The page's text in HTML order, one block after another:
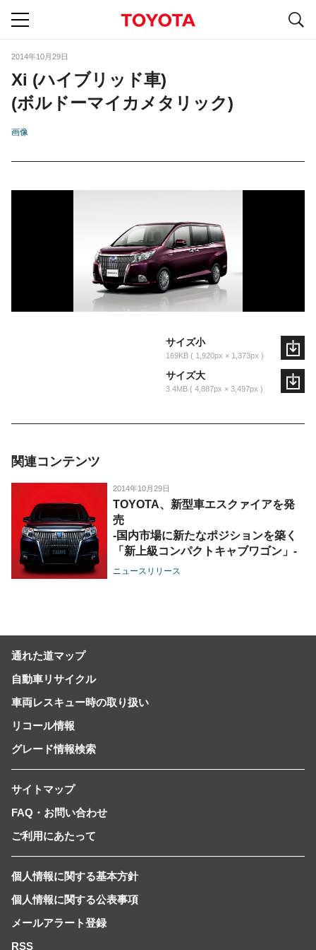
2014年10月29日
Xi (ハイブリッド車)
(ボルドーマイカメタリック)
画像
サイズ小
169KB 1,920px × 1,373px
サイズ大
3.4MB 4,887px × 3,497px
関連コンテンツ
2014年10月29日
TOYOTA、新型車エスクァイアを発
売
-国内市場に新たなポジションを築く
「新上級コンパクトキャブワゴン」-
ニュースリリース
通れた道マップ
自動車リサイクル
車両レスキュー時の取り扱い
リコール情報
グレード情報検索
サイトマップ
FAQ・お問い合わせ
ご利用にあたって
個人情報に関する基本方針
個人情報に関する公表事項
メールアラート登録
RSS